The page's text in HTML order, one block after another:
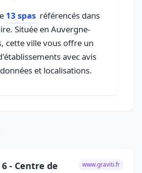
13 spas référencés dans
Située en Auvergne-
cette ville vous offre un
avec avis
et localisations.
6 - Centre de
www.graviti.fr